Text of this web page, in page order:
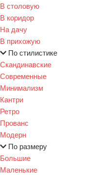
В столовую
В коридор
На дачу
В прихожую
По стилистике
Скандинавские
Современные
Минимализм
Кантри
Ретро
Прованс
Модерн
По размеру
Большие
Маленькие